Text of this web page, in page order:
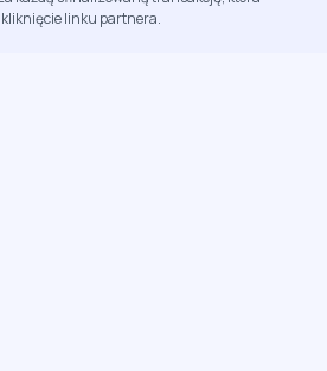
linku partnera.